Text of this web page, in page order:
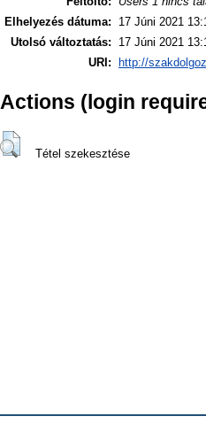
Elhelyezés dátuma:
17 Júni 2021
Utolsó változtatás:
17 Júni 2021
URI:
http://
Actions (login
Tétel szekesztése